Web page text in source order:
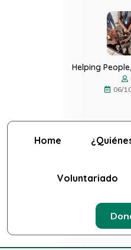
Helping
06/
Home
Voluntariado